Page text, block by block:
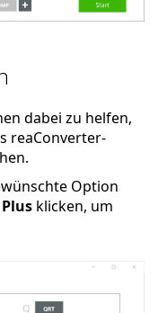
dabei zu helfen,
reaConverter-
Option
Plus klicken, um